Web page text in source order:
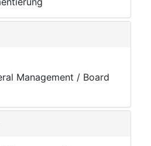
Management / Board